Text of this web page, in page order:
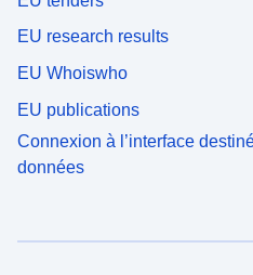
EU research results
EU Whoiswho
EU publications
Connexion à l’interface
données